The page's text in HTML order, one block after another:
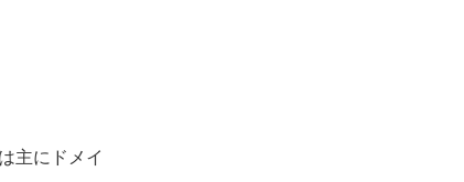
主にドメイ